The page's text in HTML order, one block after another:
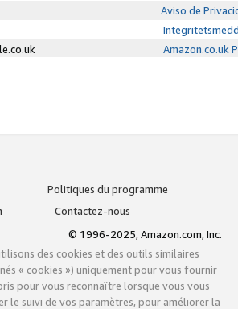
Aviso de
Amazon.co.uk
Politiques du programme
Contactez-nous
© 1996-2025, Amazon.com, Inc.
des cookies et des outils similaires
« cookies ») uniquement pour vous fournir
pour vous reconnaître lorsque vous vous
le suivi de vos paramètres, pour améliorer la